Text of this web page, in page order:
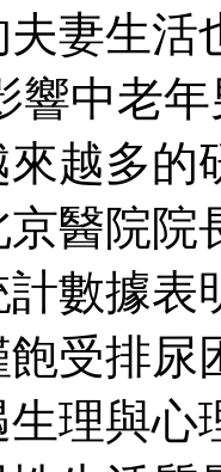
妻生
響中老
越多的
醫院院
數據表
受排尿
理與